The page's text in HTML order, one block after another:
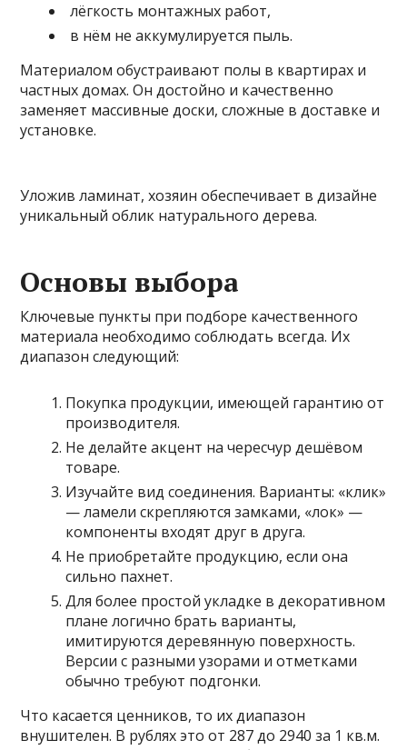
лёгкость монтажных работ,
в нём не аккумулируется пыль.
Материалом обустраивают полы в квартирах и
частных домах. Он достойно и качественно
заменяет массивные доски, сложные в доставке и
установке.
Уложив ламинат, хозяин обеспечивает в дизайне
уникальный облик натурального дерева.
Основы выбора
Ключевые пункты при подборе качественного
материала необходимо соблюдать всегда. Их
диапазон следующий:
Покупка продукции, имеющей гарантию от
производителя.
Не делайте акцент на чересчур дешёвом
товаре.
Изучайте вид соединения. Варианты: «клик»
— ламели скрепляются замками, «лок» —
компоненты входят друг в друга.
Не приобретайте продукцию, если она
сильно пахнет.
Для более простой укладке в декоративном
плане логично брать варианты,
имитируются деревянную поверхность.
Версии с разными узорами и отметками
обычно требуют подгонки.
Что касается ценников, то их диапазон
внушителен. В рублях это от 287 до 2940 за 1 кв.м.